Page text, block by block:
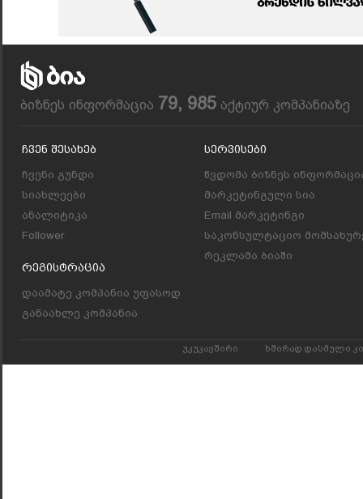
ბიზნეს ინფორმაცია 79, 985 აქტიურ კომპანიაზე
Ჩვენ Შესახებ
ჩვენი გუნდი
სიახლეები
ანალიტიკა
Follower
Რეგისტრაცია
დაამატე კომპანია უფასოდ
განაახლე კომპანია
Სერვისები
წვდომა ბიზნეს
მარკეტინგული სია
Email მარკეტინგი
საკონსულტაციო
რეკლამა ბიაში
უკუკავშირი ხშირად დასმული